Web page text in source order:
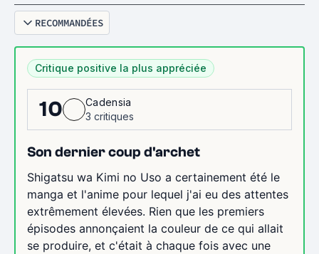
RECOMMANDÉES
Critique positive la plus appréciée
10
Cadensia
3 critiques
Son dernier coup d'archet
Shigatsu wa Kimi no Uso a certainement été le
manga et l'anime pour lequel j'ai eu des attentes
extrêmement élevées. Rien que les premiers
épisodes annonçaient la couleur de ce qui allait
se produire, et c'était à chaque fois avec une